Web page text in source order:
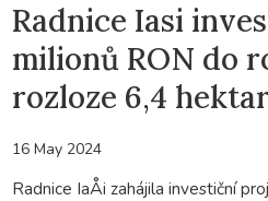
Radnice Iasi
milionů RON do
rozloze 6,4
16 May 2024
Radnice IaÅi zahájila investiční